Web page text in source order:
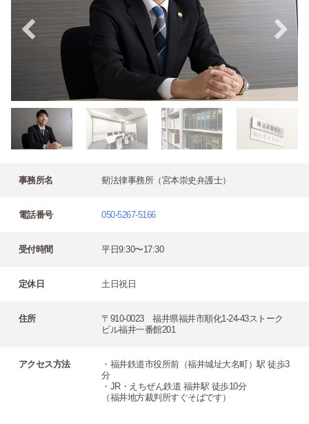
事務所名 剱法律事務所（宮本崇史弁護士）
電話番号 050-5267-5166
受付時間 平日9:30〜17:30
定休日 土日祝日
住所
〒910-0023 福井県福井市順化1-24-43ストーク
ビル福井一番館201
アクセス方法
・福井鉄道市役所前（福井城址大名町）駅 徒歩3
分
・JR・えちぜん鉄道 福井駅 徒歩10分
（福井地⽅裁判所すぐそばです）